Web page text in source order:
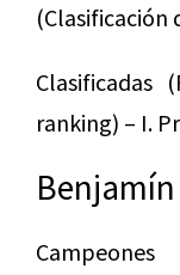
(Clasificación
Clasificadas
ranking) – I.